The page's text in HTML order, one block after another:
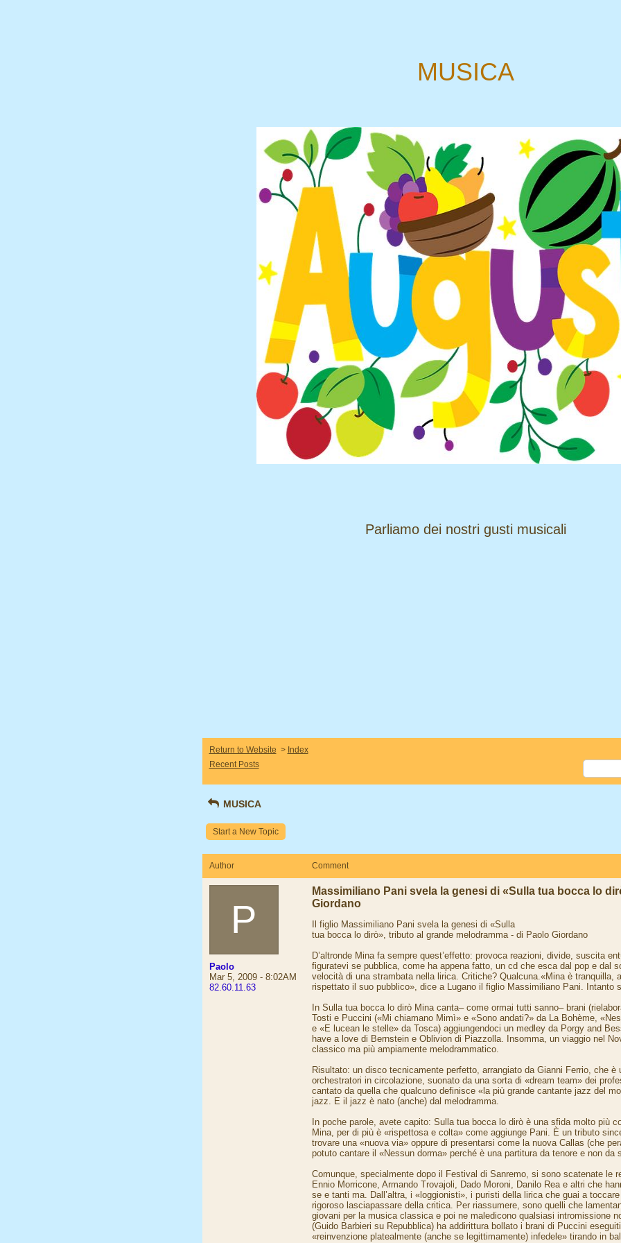
MUSICA
​​​​​​​Parliamo dei nostri gusti musicali
Return to Website > Index
Recent Posts
MUSICA
Start a New Topic
Author Comment
P
Paolo
Mar 5, 2009 - 8:02AM
82.60.11.63
Massimiliano Pani svela la genesi di «Sulla tua bocca lo
Giordano
Il figlio Massimiliano Pani svela la genesi di «Sulla
tua bocca lo dirò», tributo al grande melodramma - di Paolo Giordano
D’altronde Mina fa sempre quest’effetto: provoca reazioni, divide, suscita
figuratevi se pubblica, come ha appena fatto, un cd che esca dal pop e dal
velocità di una strambata nella lirica. Critiche? Qualcuna.«Mina è tranquilla,
rispettato il suo pubblico», dice a Lugano il figlio Massimiliano Pani. Intanto
In Sulla tua bocca lo dirò Mina canta– come ormai tutti sanno– brani
Tosti e Puccini («Mi chiamano Mimì» e «Sono andati?» da La Bohème,
e «E lucean le stelle» da Tosca) aggiungendoci un medley da Porgy and
have a love di Bernstein e Oblivion di Piazzolla. Insomma, un viaggio nel
classico ma più ampiamente melodrammatico.
Risultato: un disco tecnicamente perfetto, arrangiato da Gianni Ferrio, che è
orchestratori in circolazione, suonato da una sorta di «dream team» dei
cantato da quella che qualcuno definisce «la più grande cantante jazz del
jazz. E il jazz è nato (anche) dal melodramma.
In poche parole, avete capito: Sulla tua bocca lo dirò è una sfida molto più
Mina, per di più è «rispettosa e colta» come aggiunge Pani. È un tributo
trovare una «nuova via» oppure di presentarsi come la nuova Callas (che
potuto cantare il «Nessun dorma» perché è una partitura da tenore e non da
Comunque, specialmente dopo il Festival di Sanremo, si sono scatenate le
Ennio Morricone, Armando Trovajoli, Dado Moroni, Danilo Rea e altri che
se e tanti ma. Dall’altra, i «loggionisti», i puristi della lirica che guai a
rigoroso lasciapassare della critica. Per riassumere, sono quelli che
giovani per la musica classica e poi ne maledicono qualsiasi intromissione
(Guido Barbieri su Repubblica) ha addirittura bollato i brani di Puccini
«reinvenzione platealmente (anche se legittimamente) infedele» tirando in